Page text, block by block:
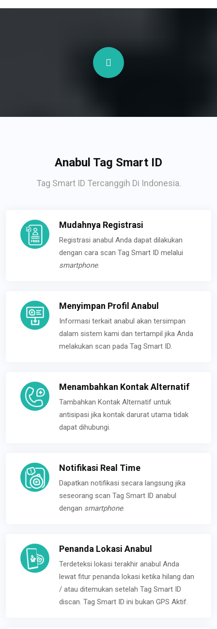
Anabul Tag Smart ID
Tag Smart ID Tercanggih Di Indonesia.
Mudahnya Registrasi
Registrasi anabul Anda dapat dilakukan
dengan cara scan Tag Smart ID melalui
smartphone.
Menyimpan Profil Anabul
Informasi terkait anabul akan tersimpan
dalam sistem kami dan tertampil jika Anda
melakukan scan pada Tag Smart ID.
Menambahkan Kontak Alternatif
Tambahkan Kontak Alternatif untuk
antisipasi jika kontak darurat utama tidak
dapat dihubungi.
Notifikasi Real Time
Dapatkan notifikasi secara langsung jika
seseorang scan Tag Smart ID anabul
dengan smartphone.
Penanda Lokasi Anabul
Terdeteksi lokasi terakhir anabul Anda
lewat fitur penanda lokasi ketika hilang dan
/ atau ditemukan setelah Tag Smart ID
discan. Tag Smart ID ini bukan GPS Aktif.